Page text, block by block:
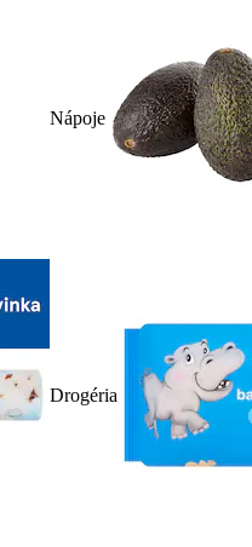
Nápoje
Drogéria